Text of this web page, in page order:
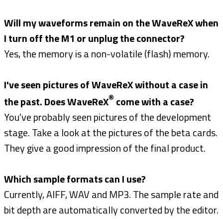
Will my waveforms remain on the WaveReX when
I turn off the M1 or unplug the connector?
Yes, the memory is a non-volatile (flash) memory.
I've seen pictures of WaveReX without a case in
the past. Does WaveReX® come with a case?
You've probably seen pictures of the development
stage. Take a look at the pictures of the beta cards.
They give a good impression of the final product.
Which sample formats can I use?
Currently, AIFF, WAV and MP3. The sample rate and
bit depth are automatically converted by the editor.